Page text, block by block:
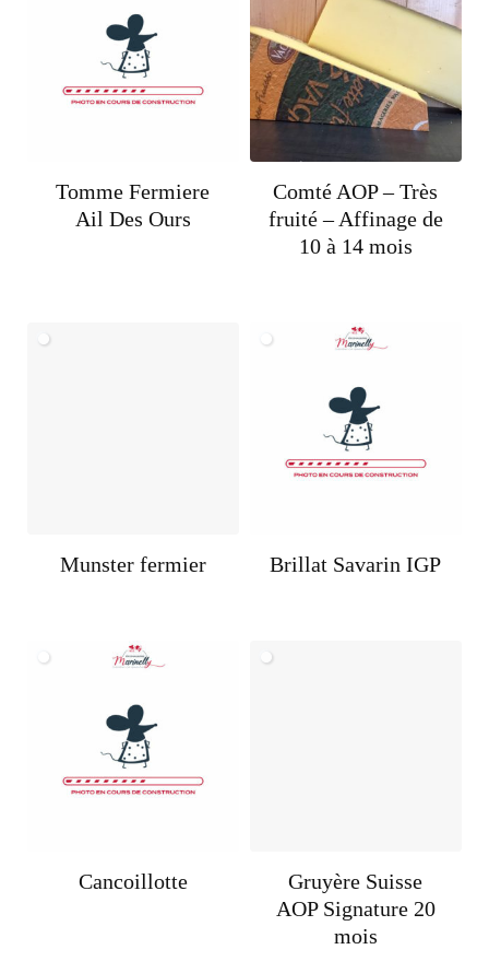
Tomme Fermiere
Ail Des Ours
Comté AOP – Très
fruité – Affinage de
10 à 14 mois
Munster fermier Brillat Savarin IGP
Cancoillotte
Gruyère Suisse
AOP Signature 20
mois